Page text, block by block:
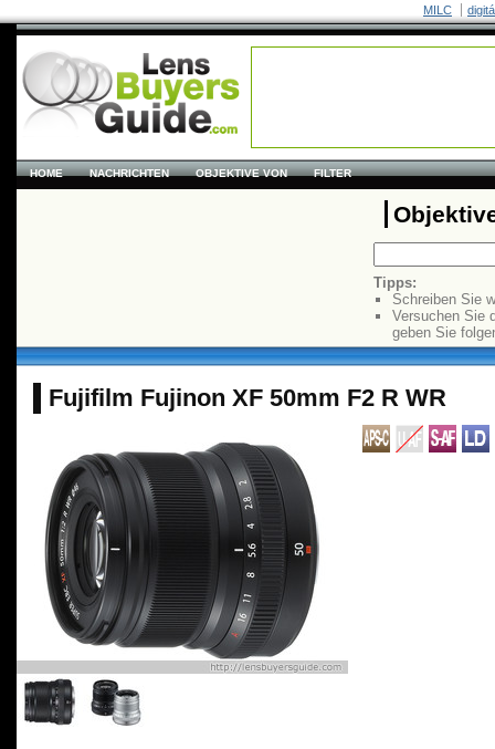
MILC
HOME NACHRICHTEN OBJEKTIVE VON FILTER
Tipps:
Schreiben Sie
Versuchen Sie
geben Sie
Fujifilm Fujinon XF 50mm F2 R WR